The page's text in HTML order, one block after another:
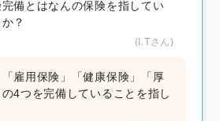
備とはなんの保険を指してい
？
(I.Tさん)
「雇用保険」「健康保険」「厚
4つを完備していることを指し